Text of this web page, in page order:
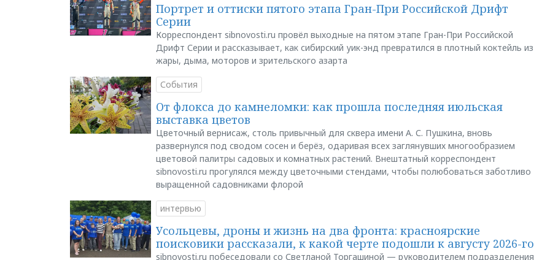
Портрет и оттиски пятого этапа Гран-При Российской Дрифт
Серии
Корреспондент sibnovosti.ru провёл выходные на пятом этапе Гран-При Российской
Дрифт Серии и рассказывает, как сибирский уик-энд превратился в плотный коктейль из
жары, дыма, моторов и зрительского азарта
События
От флокса до камнеломки: как прошла последняя июльская
выставка цветов
Цветочный вернисаж, столь привычный для сквера имени А. С. Пушкина, вновь
развернулся под сводом сосен и берёз, одаривая всех заглянувших многообразием
цветовой палитры садовых и комнатных растений. Внештатный корреспондент
sibnovosti.ru прогулялся между цветочными стендами, чтобы полюбоваться заботливо
выращенной садовниками флорой
интервью
Усольцевы, дроны и жизнь на два фронта: красноярские
поисковики рассказали, к какой черте подошли к августу 2026-го
sibnovosti.ru побеседовали со Светланой Торгашиной — руководителем подразделения